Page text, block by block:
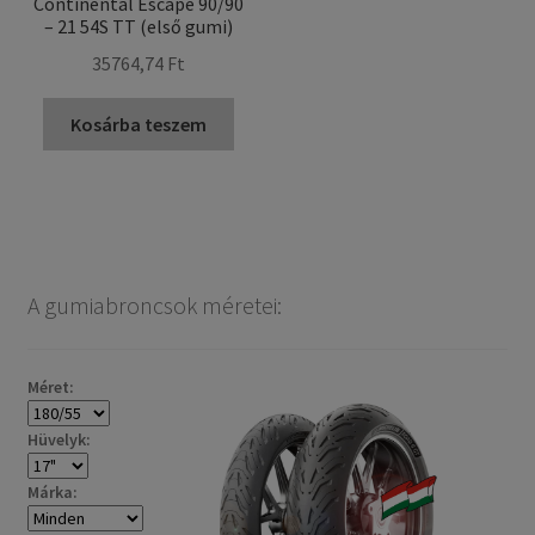
– 21 54S TT (első gumi)
35764,74 Ft
Kosárba teszem
A gumiabroncsok méretei:
Méret:
Hüvelyk:
Márka: